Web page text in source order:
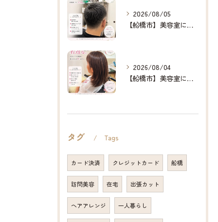
2026/08/05
【船橋市】美容室に行けない…をなくしたい✂️✨
2026/08/04
【船橋市】美容室に行けない…をなくしたい✂️✨
タグ Tags
カード決済 クレジットカード 船橋
訪問美容 在宅 出張カット
ヘアアレンジ 一人暮らし